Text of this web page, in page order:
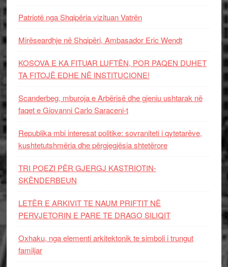
Patriotë nga Shqipëria vizituan Vatrën
Mirëseardhje në Shqipëri, Ambasador Eric Wendt
KOSOVA E KA FITUAR LUFTËN, POR PAQEN DUHET
TA FITOJË EDHE NË INSTITUCIONE!
Scanderbeg, mburoja e Arbërisë dhe gjeniu ushtarak në
faqet e Giovanni Carlo Saraceni-t
Republika mbi interesat politike: sovraniteti i qytetarëve,
kushtetutshmëria dhe përgjegjësia shtetërore
TRI POEZI PËR GJERGJ KASTRIOTIN-
SKËNDERBEUN
LETËR E ARKIVIT TE NAUM PRIFTIT NË
PERVJETORIN E PARE TE DRAGO SILIQIT
Oxhaku, nga elementi arkitektonik te simboli i trungut
familjar